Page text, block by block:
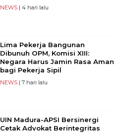
NEWS| 4 hari lalu
Lima Pekerja Bangunan
Dibunuh OPM, Komisi XIII:
Negara Harus Jamin Rasa Aman
bagi Pekerja Sipil
NEWS| 7 hari lalu
UIN Madura-APSI Bersinergi
Cetak Advokat Berintegritas